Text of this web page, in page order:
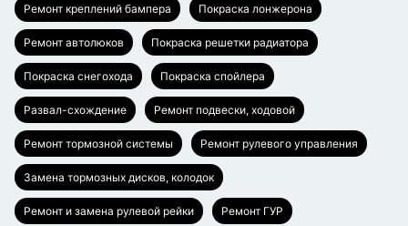
Ремонт креплений бампера Покраска лонжерона
Ремонт автолюков Покраска решетки радиатора
Покраска снегохода Покраска спойлера
Развал-схождение Ремонт подвески, ходовой
Ремонт тормозной системы Ремонт рулевого управления
Замена тормозных дисков, колодок
Ремонт и замена рулевой рейки Ремонт ГУР